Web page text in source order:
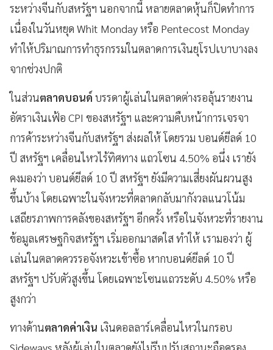
ระหว่างจีนกับสหรัฐฯ นอกจากนี้ หลายตลาดหุ้นก็ปิดทำการ
เนื่องในวันหยุด Whit Monday หรือ Pentecost Monday
ทำให้ปริมาณการทำธุรกรรมในตลาดการเงินยุโรปเบาบางลง
จากช่วงปกติ
ในส่วนตลาดบอนด์ บรรดาผู้เล่นในตลาดต่างรอลุ้นรายงาน
อัตราเงินเฟ้อ CPI ของสหรัฐฯ และความคืบหน้าการเจรจา
การค้าระหว่างจีนกับสหรัฐฯ ส่งผลให้ โดยรวม บอนด์ยีลด์ 10
ปี สหรัฐฯ เคลื่อนไหวไร้ทิศทาง แถวโซน 4.50% อนึ่ง เรายัง
คงมองว่า บอนด์ยีลด์ 10 ปี สหรัฐฯ ยังมีความเสี่ยงผันผวนสูง
ขึ้นบ้าง โดยเฉพาะในจังหวะที่ตลาดกลับมากังวลแนวโน้ม
เสถียรภาพการคลังของสหรัฐฯ อีกครั้ง หรือในจังหวะที่รายงาน
ข้อมูลเศรษฐกิจสหรัฐฯ เริ่มออกมาสดใส ทำให้ เรามองว่า ผู้
เล่นในตลาดควรรอจังหวะเข้าซื้อ หากบอนด์ยีลด์ 10 ปี
สหรัฐฯ ปรับตัวสูงขึ้น โดยเฉพาะโซนแถวระดับ 4.50% หรือ
สูงกว่า
ทางด้านตลาดค่าเงิน เงินดอลลาร์เคลื่อนไหวในกรอบ
Sideways หลังผู้เล่นในตลาดยังไม่รีบปรับสถานะถือครอง